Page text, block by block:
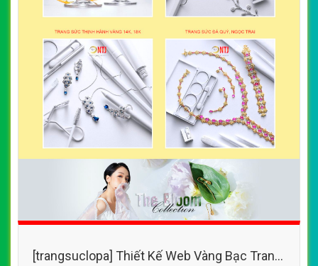
[trangsuclopa] Thiết Kế Web Vàng Bạc Trang